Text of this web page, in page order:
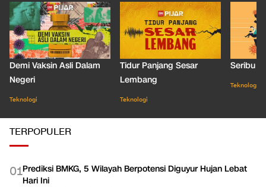
Demi Vaksin Asli Dalam
Negeri
Teknologi
Tidur Panjang Sesar
Lembang
Teknologi
Seribu
Teknologi
TERPOPULER
01Prediksi BMKG, 5 Wilayah Berpotensi Diguyur Hujan Lebat
Hari Ini